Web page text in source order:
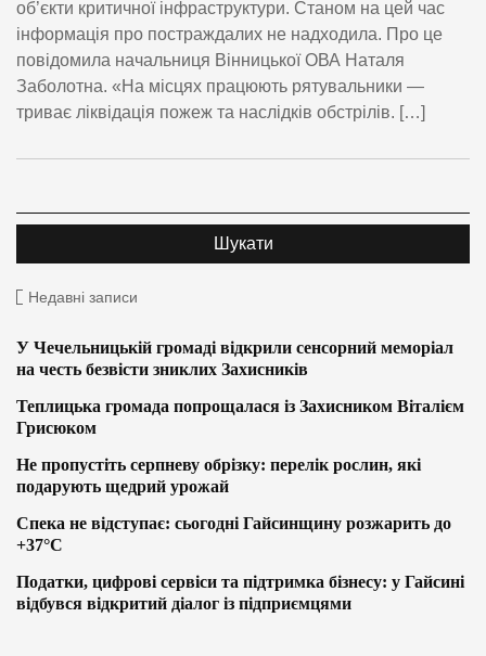
об’єкти критичної інфраструктури. Станом на цей час
інформація про постраждалих не надходила. Про це
повідомила начальниця Вінницької ОВА Наталя
Заболотна. «На місцях працюють рятувальники —
триває ліквідація пожеж та наслідків обстрілів. […]
Недавні записи
У Чечельницькій громаді відкрили сенсорний меморіал
на честь безвісти зниклих Захисників
Теплицька громада попрощалася із Захисником Віталієм
Грисюком
Не пропустіть серпневу обрізку: перелік рослин, які
подарують щедрий урожай
Спека не відступає: сьогодні Гайсинщину розжарить до
+37°C
Податки, цифрові сервіси та підтримка бізнесу: у Гайсині
відбувся відкритий діалог із підприємцями